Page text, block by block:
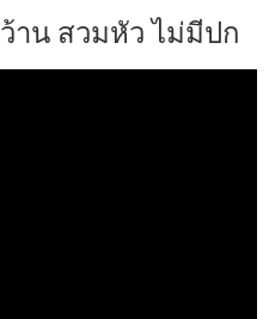
าน สวมหัว ไม่มีปก